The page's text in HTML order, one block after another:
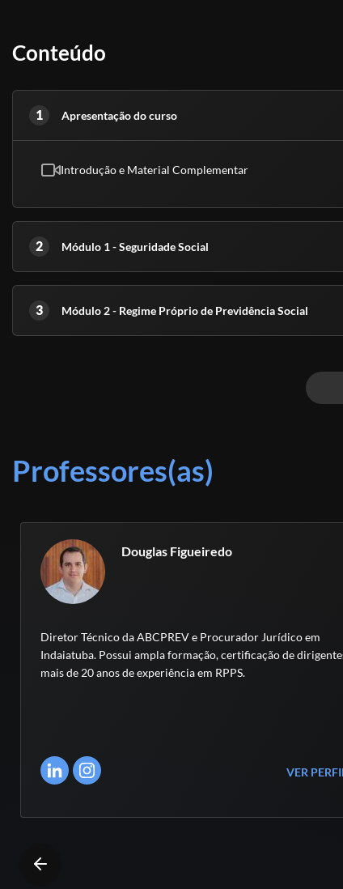
Conteúdo
1 Apresentação do curso
Introdução e Material Complementar
2 Módulo 1 - Seguridade Social
3 Módulo 2 - Regime Próprio de Previdência Social
Professores(as)
Douglas Figueiredo
Diretor Técnico da ABCPREV e Procurador Jurídico em
Indaiatuba. Possui ampla formação, certificação de
mais de 20 anos de experiência em RPPS.
VER